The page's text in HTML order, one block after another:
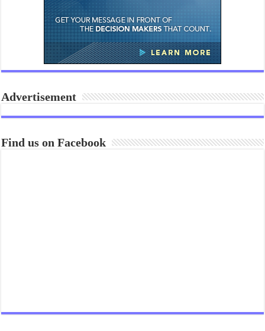
Advertisement
Find us on Facebook